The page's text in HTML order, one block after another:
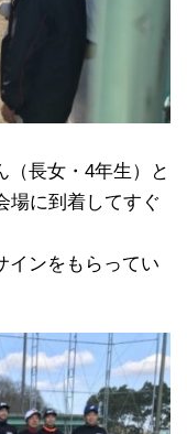
（長女・4年生）と
場に到着してすぐ
インをもらってい